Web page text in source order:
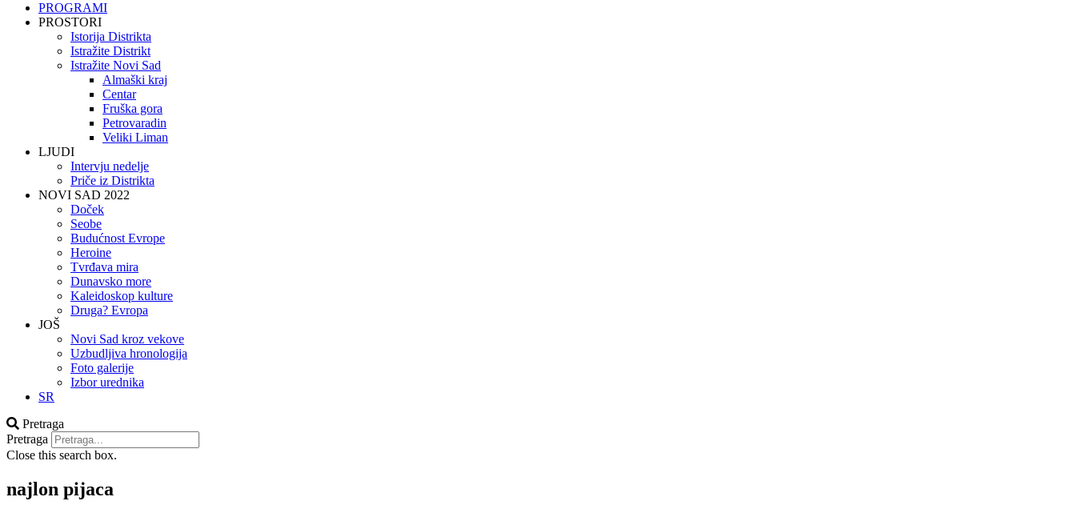
PROGRAMI
PROSTORI
Istorija Distrikta
Istražite Distrikt
Istražite Novi Sad
Almaški kraj
Centar
Fruška gora
Petrovaradin
Veliki Liman
LJUDI
Intervju nedelje
Priče iz Distrikta
NOVI SAD 2022
Doček
Seobe
Budućnost Evrope
Heroine
Tvrđava mira
Dunavsko more
Kaleidoskop kulture
Druga? Evropa
JOŠ
Novi Sad kroz vekove
Uzbudljiva hronologija
Foto galerije
Izbor urednika
SR
Pretraga
Pretraga
Close this search box.
najlon pijaca